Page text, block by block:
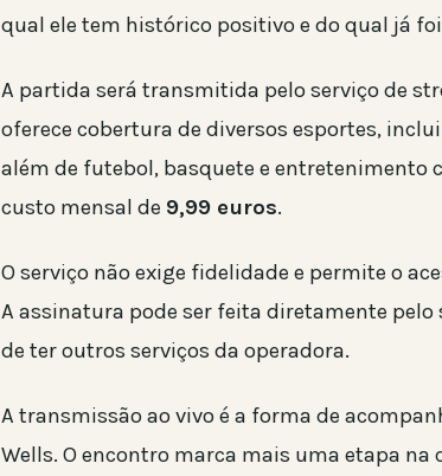
qual ele tem histórico positivo e do qual já
A partida será transmitida pelo serviço de
oferece cobertura de diversos esportes,
além de futebol, basquete e entretenimento
custo mensal de 9,99 euros.
O serviço não exige fidelidade e permite o
A assinatura pode ser feita diretamente
de ter outros serviços da operadora.
A transmissão ao vivo é a forma de
Wells. O encontro marca mais uma etapa